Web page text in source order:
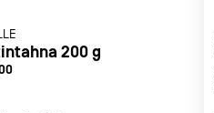
200 g